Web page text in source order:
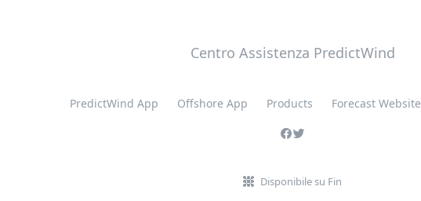
Centro Assistenza PredictWind
PredictWind App Offshore App Products Forecast Website
Disponibile su Fin